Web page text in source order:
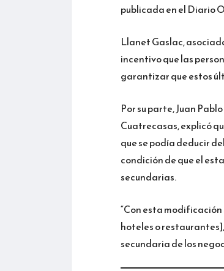
publicada en el Diario
Llanet Gaslac,
incentivo que las
garantizar que estos
Por su parte, Juan
Cuatrecasas, explicó
que se podía deducir
condición de que el
secundarias.
“Con esta
hoteles o
secundaria de los